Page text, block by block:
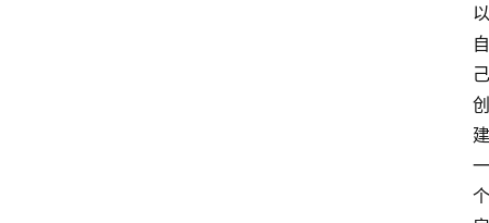
以
自
己
创
建
一
个